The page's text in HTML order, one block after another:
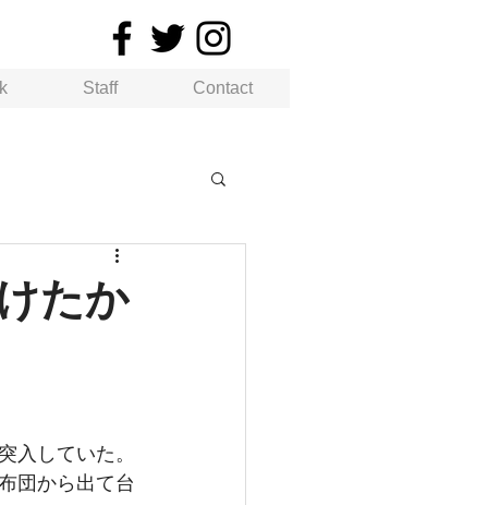
Staff Contact
たか
していた。
団から出て台